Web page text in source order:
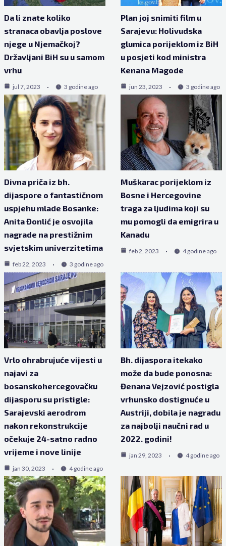
Da li znate koliko
stranaca obavlja poslove
njege u Njemačkoj?
Državljani BiH su u samom
vrhu
jul 7, 2023 3 godine ago
Plan joj snimiti film u
Sarajevu: Holivudska
glumica porijeklom iz BiH
u posjeti kod ministra
Kenana Magode
jun 23, 2023 3 godine ago
Divna priča iz bh.
dijaspore o fantastičnom
uspjehu mlade Bosanke:
Anita Đonlić je osvojila
nagrade na prestižnim
svjetskim univerzitetima
feb 22, 2023 3 godine ago
Muškarac porijeklom iz
Bosne i Hercegovine
traga za ljudima koji su
mu pomogli da emigrira u
Kanadu
feb 2, 2023 4 godine ago
Vrlo ohrabrujuće vijesti u
najavi za
bosanskohercegovačku
dijasporu su pristigle:
Sarajevski aerodrom
nakon rekonstrukcije
očekuje 24-satno radno
vrijeme i nove linije
jan 30, 2023 4 godine ago
Bh. dijaspora itekako
može da bude ponosna:
Đenana Vejzović postigla
vrhunsko dostignuće u
Austriji, dobila je nagradu
za najbolji naučni rad u
2022. godini!
jan 29, 2023 4 godine ago